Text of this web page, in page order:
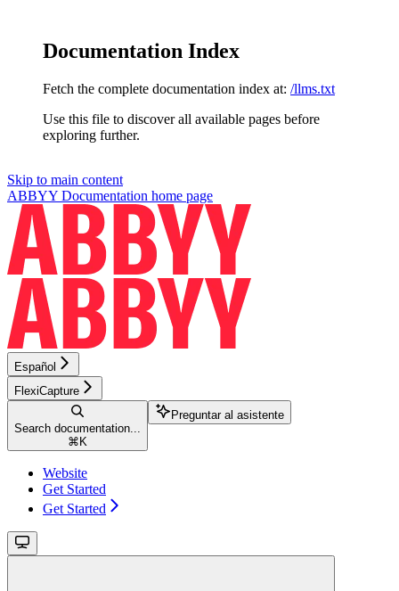
Documentation Index
Fetch the complete documentation index at: /llms.txt
Use this file to discover all available pages before
exploring further.
Skip to main content
ABBYY Documentation home page
Español
FlexiCapture
Search documentation...
⌘ K
Preguntar al asistente
Website
Get Started
Get Started